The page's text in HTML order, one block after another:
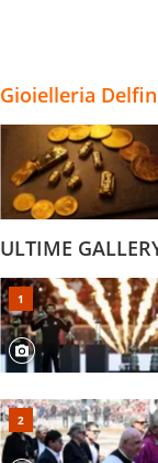
Gioielleria
ULTIME